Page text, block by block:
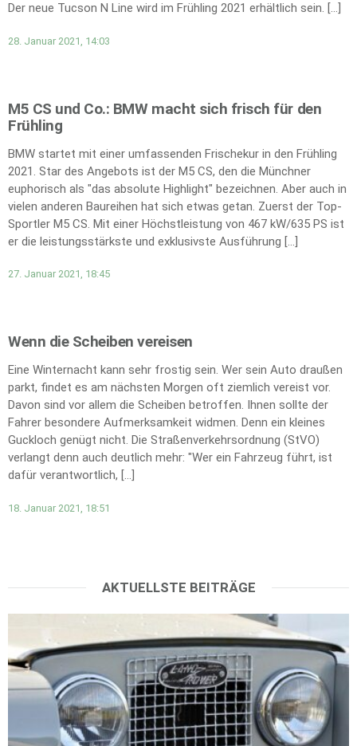
Der neue Tucson N Line wird im Frühling 2021 erhältlich sein. […]
28. Januar 2021, 14:03
M5 CS und Co.: BMW macht sich frisch für den
Frühling
BMW startet mit einer umfassenden Frischekur in den Frühling
2021. Star des Angebots ist der M5 CS, den die Münchner
euphorisch als "das absolute Highlight" bezeichnen. Aber auch in
vielen anderen Baureihen hat sich etwas getan. Zuerst der Top-
Sportler M5 CS. Mit einer Höchstleistung von 467 kW/635 PS ist
er die leistungsstärkste und exklusivste Ausführung […]
27. Januar 2021, 18:45
Wenn die Scheiben vereisen
Eine Winternacht kann sehr frostig sein. Wer sein Auto draußen
parkt, findet es am nächsten Morgen oft ziemlich vereist vor.
Davon sind vor allem die Scheiben betroffen. Ihnen sollte der
Fahrer besondere Aufmerksamkeit widmen. Denn ein kleines
Guckloch genügt nicht. Die Straßenverkehrsordnung (StVO)
verlangt denn auch deutlich mehr: "Wer ein Fahrzeug führt, ist
dafür verantwortlich, […]
18. Januar 2021, 18:51
AKTUELLSTE BEITRÄGE